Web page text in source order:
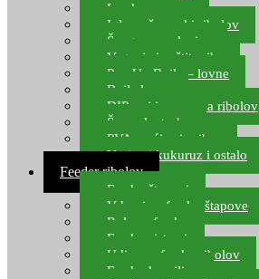
Leadcore
Igle za šaranski ribolov
Špage, upredenice
Vaganje i zaštita ribe
Pop Up Boile – lovne
Boile lovne
DIP-ovi i arome za ribolov
Šaranske torbe
PVA vrećice i pribor
Umjetni kukuruz i ostalo
Feeder ribolov
Feeder štapovi
Vrhovi za feeder štapove
Role za feeder
Feeder sistemi
Udice za feeder ribolov
Feeder hranilice